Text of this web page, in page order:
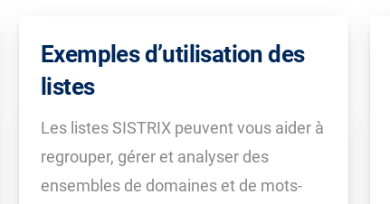
Exemples d’utilisation des
listes
Les listes SISTRIX peuvent vous aider à
regrouper, gérer et analyser des
ensembles de domaines et de mots-